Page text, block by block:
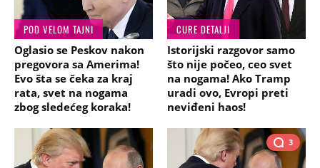
POD VELOM TAJNI
Oglasio se Peskov nakon
pregovora sa Amerima!
Evo šta se čeka za kraj
rata, svet na nogama
zbog sledećeg koraka!
CURE DETALJI
Istorijski razgovor samo
što nije počeo, ceo svet
na nogama! Ako Tramp
uradi ovo, Evropi preti
neviđeni haos!
3